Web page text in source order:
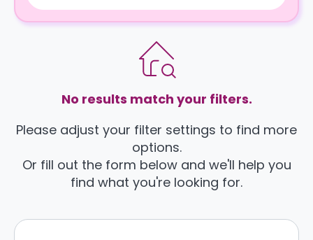
No results match your filters.
Please adjust your filter settings to find more
options.
Or fill out the form below and we'll help you
find what you're looking for.